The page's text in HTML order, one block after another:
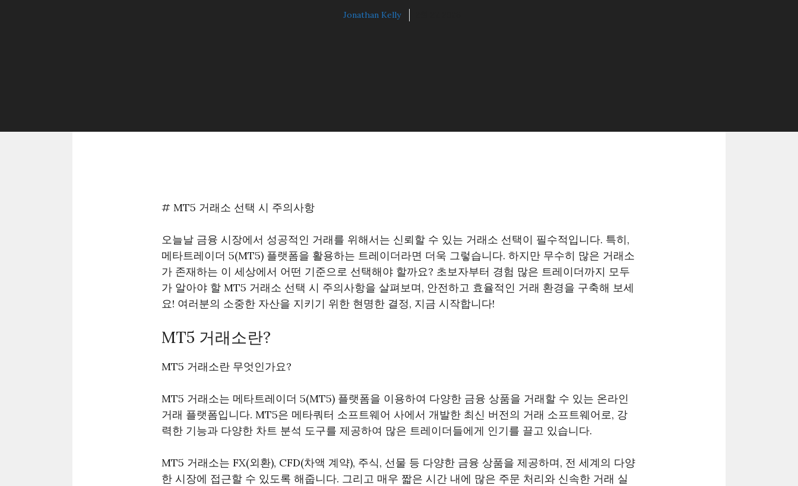
Jonathan Kelly
# MT5 거래소 선택 시 주의사항
오늘날 금융 시장에서 성공적인 거래를 위해서는 신뢰할 수 있는 거래소 선택이 필수적입니다. 특히,
메타트레이더 5(MT5) 플랫폼을 활용하는 트레이더라면 더욱 그렇습니다. 하지만 무수히 많은 거래소
가 존재하는 이 세상에서 어떤 기준으로 선택해야 할까요? 초보자부터 경험 많은 트레이더까지 모두
가 알아야 할 MT5 거래소 선택 시 주의사항을 살펴보며, 안전하고 효율적인 거래 환경을 구축해 보세
요! 여러분의 소중한 자산을 지키기 위한 현명한 결정, 지금 시작합니다!
MT5 거래소란?
MT5 거래소란 무엇인가요?
MT5 거래소는 메타트레이더 5(MT5) 플랫폼을 이용하여 다양한 금융 상품을 거래할 수 있는 온라인
거래 플랫폼입니다. MT5은 메타쿼터 소프트웨어 사에서 개발한 최신 버전의 거래 소프트웨어로, 강
력한 기능과 다양한 차트 분석 도구를 제공하여 많은 트레이더들에게 인기를 끌고 있습니다.
MT5 거래소는 FX(외환), CFD(차액 계약), 주식, 선물 등 다양한 금융 상품을 제공하며, 전 세계의 다양
한 시장에 접근할 수 있도록 해줍니다. 그리고 매우 짧은 시간 내에 많은 주문 처리와 신속한 거래 실